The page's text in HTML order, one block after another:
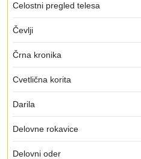
Celostni pregled telesa
Čevlji
Črna kronika
Cvetlična korita
Darila
Delovne rokavice
Delovni oder